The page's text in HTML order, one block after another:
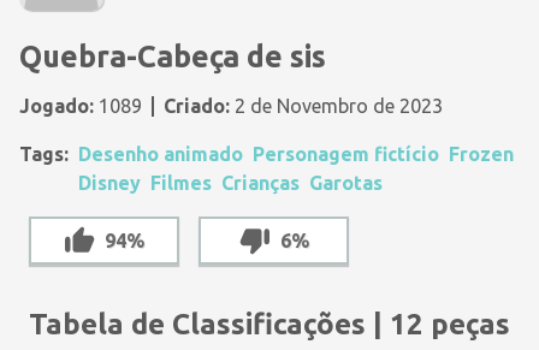
Quebra-Cabeça de sis
Jogado: 1089 Criado: 2 de Novembro de 2023
Tags: Desenho animado Personagem fictício Frozen
Disney Filmes Crianças Garotas
94% 6%
Tabela de Classificações | 12 peças